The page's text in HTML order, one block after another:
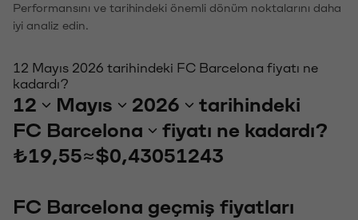
Performansını ve tarihindeki önemli dönüm noktalarını daha
iyi analiz edin.
12 Mayıs 2026 tarihindeki FC Barcelona fiyatı ne
kadardı?
12 Mayıs 2026
tarihindeki
FC Barcelona
fiyatı ne kadardı?
₺19,55≈$0,43051243
FC Barcelona geçmiş fiyatları